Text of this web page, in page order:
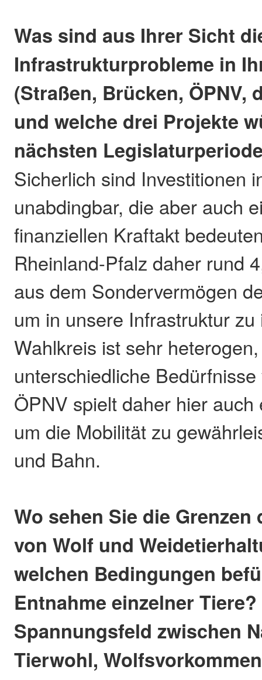
Was sind aus Ihrer Sicht
Infrastrukturprobleme in
(Straßen, Brücken, ÖPNV,
und welche drei Projekte
nächsten
Sicherlich sind Investitionen
unabdingbar, die aber auch
finanziellen Kraftakt
Rheinland-Pfalz daher rund
aus dem Sondervermögen
um in unsere Infrastruktur
Wahlkreis ist sehr
unterschiedliche
ÖPNV spielt daher hier
um die Mobilität zu
und Bahn.
Wo sehen Sie die Grenzen
von Wolf und
welchen Bedingungen
Entnahme einzelner
Spannungsfeld zwischen
Tierwohl,